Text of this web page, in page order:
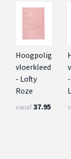
Hoogpolig
vloerkleed
- Lofty
Roze
vanaf37.95